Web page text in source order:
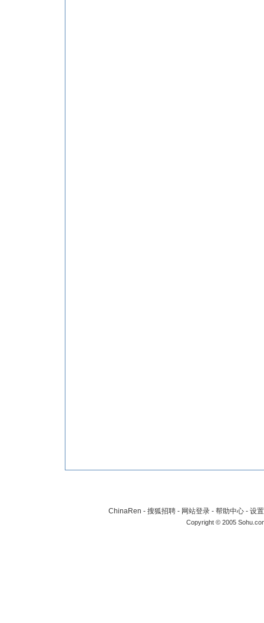
ChinaRen - 搜狐招聘 - 网站登录 - 帮助中心 - 设
Copyright © 2005